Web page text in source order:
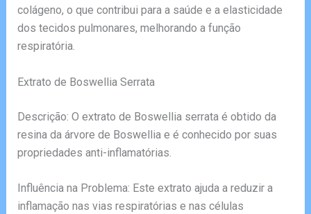
colágeno, o que contribui para a saúde e a elasticidade
dos tecidos pulmonares, melhorando a função
respiratória.
Extrato de Boswellia Serrata
Descrição: O extrato de Boswellia serrata é obtido da
resina da árvore de Boswellia e é conhecido por suas
propriedades anti-inflamatórias.
Influência na Problema: Este extrato ajuda a reduzir a
inflamação nas vias respiratórias e nas células